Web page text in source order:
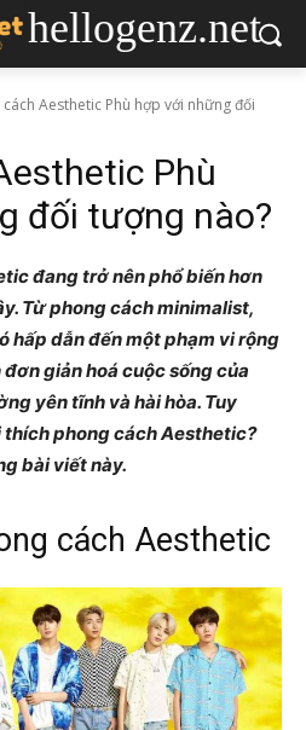
hellogenz.net
cách Aesthetic Phù hợp với những đối
Phù
đối tượng nào?
đang trở nên phổ biến hơn
Từ phong cách minimalist,
hấp dẫn đến một phạm vi rộng
giản hoá cuộc sống của
yên tĩnh và hài hòa. Tuy
thích phong cách Aesthetic?
bài viết này.
cách Aesthetic